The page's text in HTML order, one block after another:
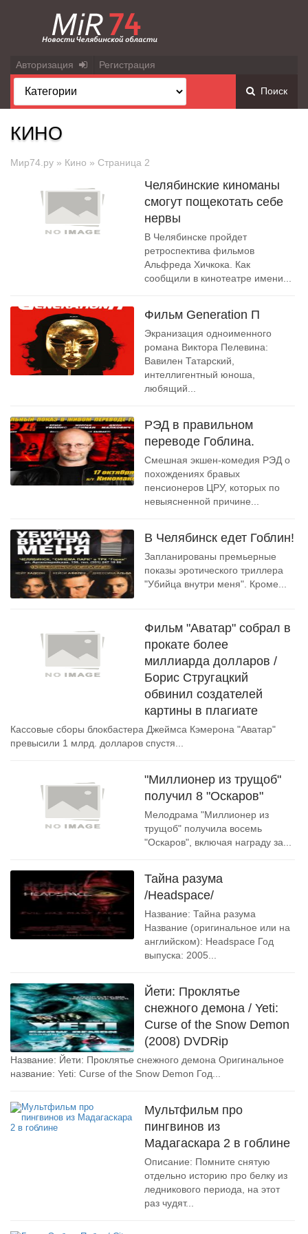
Авторизация Регистрация
Поиск
КИНО
Мир74.ру » Кино » Страница 2
Челябинские киноманы
смогут пощекотать себе
нервы
В Челябинске пройдет
ретроспектива фильмов
Альфреда Хичкока. Как
сообщили в кинотеатре имени...
Фильм Generation П
Экранизация одноименного
романа Виктора Пелевина:
Вавилен Татарский,
интеллигентный юноша,
любящий...
РЭД в правильном
переводе Гоблина.
Смешная экшен-комедия РЭД о
похождениях бравых
пенсионеров ЦРУ, которых по
невыясненной причине...
В Челябинск едет Гоблин!
Запланированы премьерные
показы эротического триллера
"Убийца внутри меня". Кроме...
Фильм "Аватар" собрал в
прокате более
миллиарда долларов /
Борис Стругацкий
обвинил создателей
картины в плагиате
Кассовые сборы блокбастера Джеймса Кэмерона "Аватар"
превысили 1 млрд. долларов спустя...
"Миллионер из трущоб"
получил 8 "Оскаров"
Мелодрама "Миллионер из
трущоб" получила восемь
"Оскаров", включая награду за...
Тайна разума
/Headspace/
Название: Тайна разума
Название (оригинальное или на
английском): Headspace Год
выпуска: 2005...
Йети: Проклятье
снежного демона / Yeti:
Curse of the Snow Demon
(2008) DVDRip
Название: Йети: Проклятье снежного демона Оригинальное
название: Yeti: Curse of the Snow Demon Год...
Mультфильм про
пингвинов из
Mадагаскара 2 в гоблине
Oписание: Помните снятую
отдельно историю про белку из
ледникового периода, на этот
раз чудят...